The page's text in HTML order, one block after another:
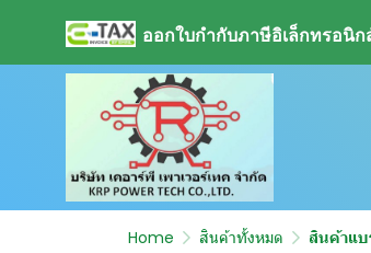
ออกใบกำกับภาษีอิเล็กทรอนิก
Home สินค้าทั้งหมด สินค้าแบ